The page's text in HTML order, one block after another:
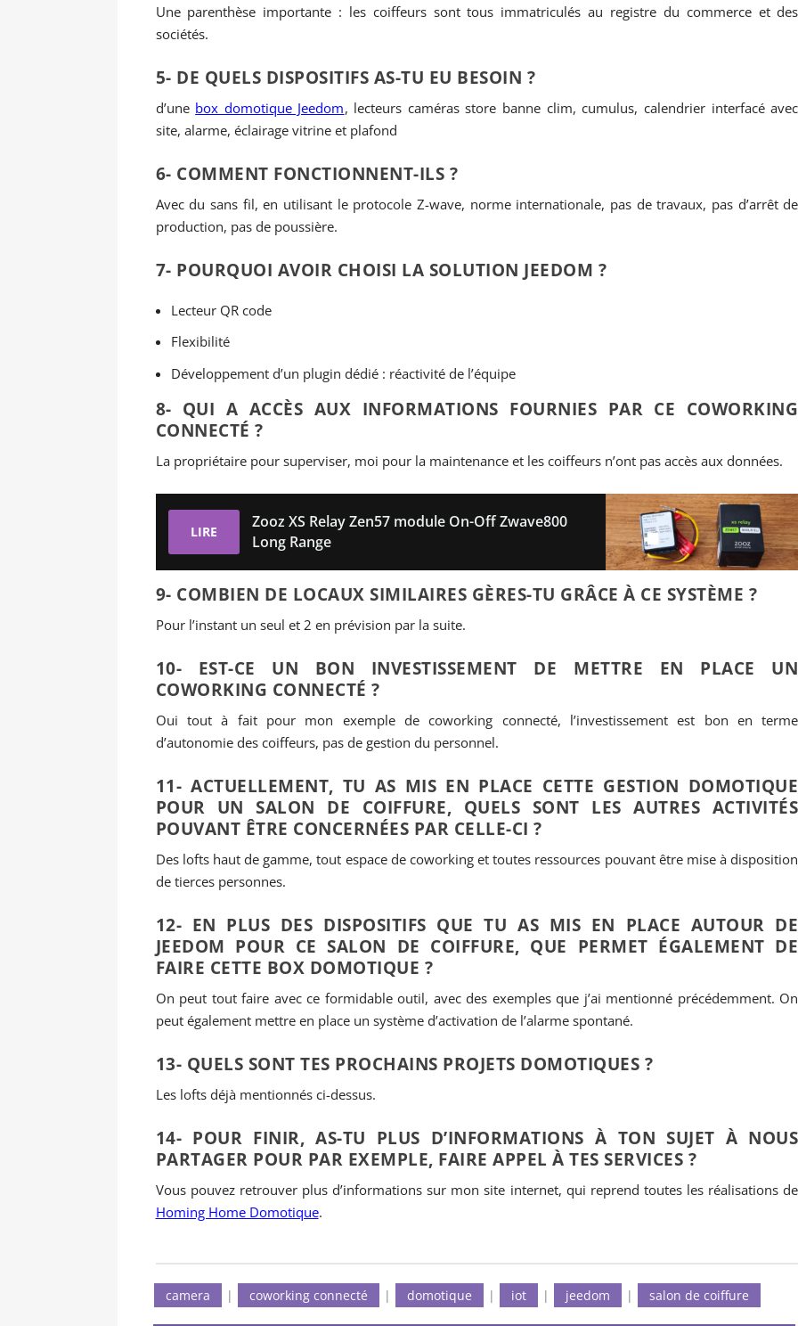
Une parenthèse importante : les coiffeurs sont tous immatriculés au registre du commerce et des
sociétés.
5- DE QUELS DISPOSITIFS AS-TU EU BESOIN ?
d’une box domotique Jeedom, lecteurs caméras store banne clim, cumulus, calendrier interfacé avec
site, alarme, éclairage vitrine et plafond
6- COMMENT FONCTIONNENT-ILS ?
Avec du sans fil, en utilisant le protocole Z-wave, norme internationale, pas de travaux, pas d’arrêt de
production, pas de poussière.
7- POURQUOI AVOIR CHOISI LA SOLUTION JEEDOM ?
Lecteur QR code
Flexibilité
Développement d’un plugin dédié : réactivité de l’équipe
8- QUI A ACCÈS AUX INFORMATIONS FOURNIES PAR CE COWORKING
CONNECTÉ ?
La propriétaire pour superviser, moi pour la maintenance et les coiffeurs n’ont pas accès aux données.
LIRE
Zooz XS Relay Zen57 module On-Off Zwave800
Long Range
9- COMBIEN DE LOCAUX SIMILAIRES GÈRES-TU GRÂCE À CE SYSTÈME ?
Pour l’instant un seul et 2 en prévision par la suite.
10- EST-CE UN BON INVESTISSEMENT DE METTRE EN PLACE UN
COWORKING CONNECTÉ ?
Oui tout à fait pour mon exemple de coworking connecté, l’investissement est bon en terme
d’autonomie des coiffeurs, pas de gestion du personnel.
11- ACTUELLEMENT, TU AS MIS EN PLACE CETTE GESTION DOMOTIQUE
POUR UN SALON DE COIFFURE, QUELS SONT LES AUTRES ACTIVITÉS
POUVANT ÊTRE CONCERNÉES PAR CELLE-CI ?
Des lofts haut de gamme, tout espace de coworking et toutes ressources pouvant être mise à disposition
de tierces personnes.
12- EN PLUS DES DISPOSITIFS QUE TU AS MIS EN PLACE AUTOUR DE
JEEDOM POUR CE SALON DE COIFFURE, QUE PERMET ÉGALEMENT DE
FAIRE CETTE BOX DOMOTIQUE ?
On peut tout faire avec ce formidable outil, avec des exemples que j’ai mentionné précédemment. On
peut également mettre en place un système d’activation de l’alarme spontané.
13- QUELS SONT TES PROCHAINS PROJETS DOMOTIQUES ?
Les lofts déjà mentionnés ci-dessus.
14- POUR FINIR, AS-TU PLUS D’INFORMATIONS À TON SUJET À NOUS
PARTAGER POUR PAR EXEMPLE, FAIRE APPEL À TES SERVICES ?
Vous pouvez retrouver plus d’informations sur mon site internet, qui reprend toutes les réalisations de
Homing Home Domotique.
camera | coworking connecté | domotique | iot | jeedom | salon de coiffure